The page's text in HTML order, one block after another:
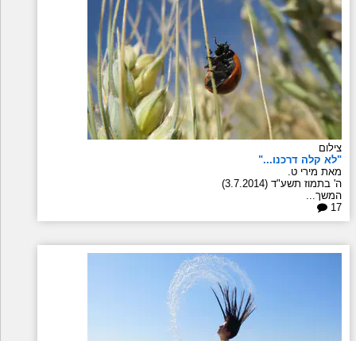
צילום
"לא קלה דרכנו..."
מאת מירי ט.
ה' בתמוז תשע"ד (3.7.2014)
המשך...
17